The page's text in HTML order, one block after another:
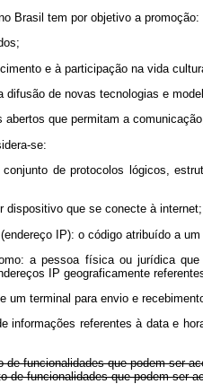
Brasil tem por objetivo a promoção:
e à participação na vida
difusão de novas tecnologias e
abertos que permitam a
se:
de protocolos lógicos,
dispositivo que se conecte à internet;
IP): o código atribuído a
a pessoa física ou jurídica
IP geograficamente
um terminal para envio e
informações referentes à data e
funcionalidades que podem ser
de funcionalidades que podem